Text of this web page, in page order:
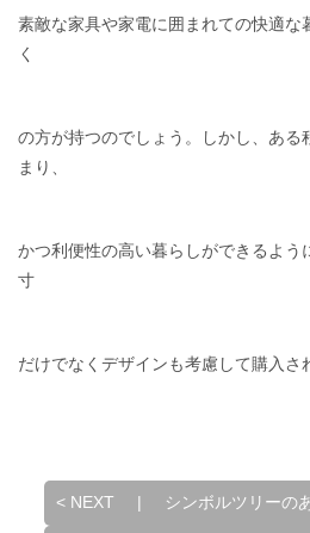
素敵な家具や家電に囲まれての快適な
く
の方が持つのでしょう。しかし、ある
まり、
かつ利便性の高い暮らしができるよう
寸
だけでなくデザインも考慮して購入さ
< NEXT | シンボルツリーの